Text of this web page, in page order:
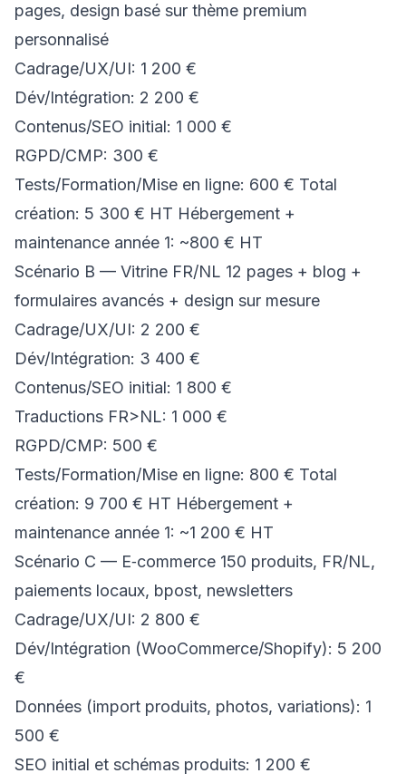
pages, design basé sur thème premium
personnalisé
Cadrage/UX/UI: 1 200 €
Dév/Intégration: 2 200 €
Contenus/SEO initial: 1 000 €
RGPD/CMP: 300 €
Tests/Formation/Mise en ligne: 600 € Total
création: 5 300 € HT Hébergement +
maintenance année 1: ~800 € HT
Scénario B — Vitrine FR/NL 12 pages + blog +
formulaires avancés + design sur mesure
Cadrage/UX/UI: 2 200 €
Dév/Intégration: 3 400 €
Contenus/SEO initial: 1 800 €
Traductions FR>NL: 1 000 €
RGPD/CMP: 500 €
Tests/Formation/Mise en ligne: 800 € Total
création: 9 700 € HT Hébergement +
maintenance année 1: ~1 200 € HT
Scénario C — E‑commerce 150 produits, FR/NL,
paiements locaux, bpost, newsletters
Cadrage/UX/UI: 2 800 €
Dév/Intégration (WooCommerce/Shopify): 5 200
€
Données (import produits, photos, variations): 1
500 €
SEO initial et schémas produits: 1 200 €